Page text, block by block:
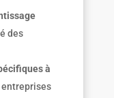
des
à